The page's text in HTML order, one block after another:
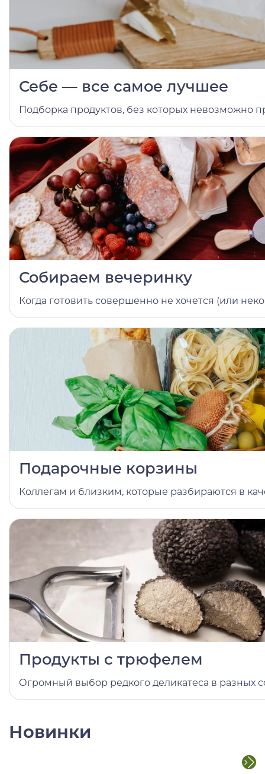
Себе — все самое лучшее
Подборка продуктов, без которых невозможно
Собираем вечеринку
Когда готовить совершенно не хочется (или
Подарочные корзины
Коллегам и близким, которые разбираются в
Продукты с трюфелем
Огромный выбор редкого деликатеса в разных
Новинки